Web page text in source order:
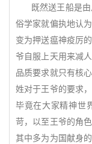
既然送王船是由
俗学家就偏执地认
变为押送瘟神疫厉
爷自服上天用来减
品质要求就只有核
姓对于王爷的要求
毕竟在大家精神世
苛，以至王爷的角
其中多为为国献身